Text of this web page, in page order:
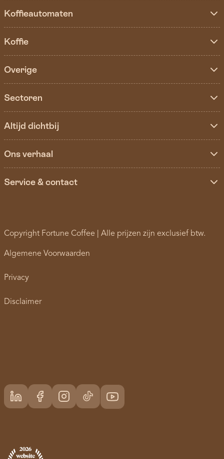
Koffieautomaten
Koffie
Overige
Sectoren
Altijd dichtbij
Ons verhaal
Service & contact
Copyright Fortune Coffee | Alle prijzen zijn exclusief btw.
Algemene Voorwaarden
Privacy
Disclaimer